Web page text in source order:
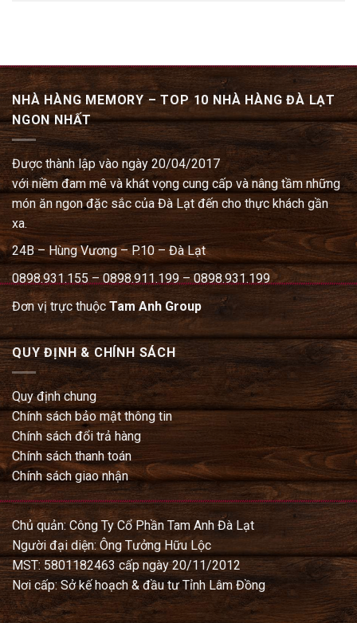
NHÀ HÀNG MEMORY – TOP 10 NHÀ HÀNG ĐÀ LẠT
NGON NHẤT
Được thành lập vào ngày 20/04/2017
với niềm đam mê và khát vọng cung cấp và nâng tầm những
món ăn ngon đặc sắc của Đà Lạt đến cho thực khách gần
xa.
24B – Hùng Vương – P.10 – Đà Lạt
0898.931.155 – 0898.911.199 – 0898.931.199
Đơn vị trực thuộcTam Anh Group
QUY ĐỊNH & CHÍNH SÁCH
Quy định chung
Chính sách bảo mật thông tin
Chính sách đổi trả hàng
Chính sách thanh toán
Chính sách giao nhận
Chủ quản: Công Ty Cổ Phần Tam Anh Đà Lạt
Người đại diện: Ông Tưởng Hữu Lộc
MST: 5801182463 cấp ngày 20/11/2012
Nơi cấp: Sở kế hoạch & đầu tư Tỉnh Lâm Đồng